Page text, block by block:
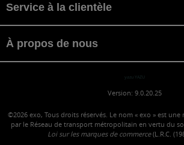
Service à la clientèle
À propos de nous
yazu YAZU
Version: 9.0.20.25
©2026 exo, Tous droits réservés. Le nom « exo » est
par le Réseau de transport métropolitain en vertu du
Loi sur les marques de commerce(L.R.C.